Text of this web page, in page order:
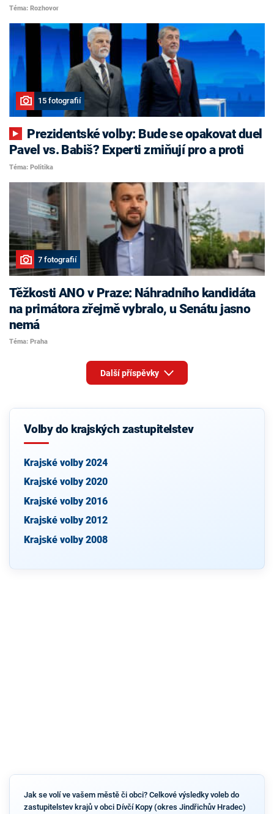
Téma: Rozhovor
15 fotografií
Pavel vs. Babiš? Experti zmiňují pro a proti
Téma: Politika
7 fotografií
Těžkosti ANO v Praze: Náhradního kandidáta
na primátora zřejmě vybralo, u Senátu jasno
nemá
Téma: Praha
Další příspěvky
Volby do krajských zastupitelstev
Krajské volby 2024
Krajské volby 2020
Krajské volby 2016
Krajské volby 2012
Krajské volby 2008
Jak se volí ve vašem městě či obci? Celkové výsledky voleb do
zastupitelstev krajů v obci Dívčí Kopy (okres Jindřichův Hradec)